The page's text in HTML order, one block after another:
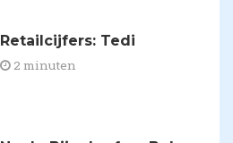
Retailcijfers: Tedi
2 minuten